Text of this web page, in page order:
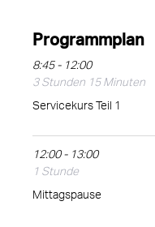
Programmplan
8:45 - 12:00
3 Stunden 15 Minuten
Servicekurs Teil 1
12:00 - 13:00
1 Stunde
Mittagspause